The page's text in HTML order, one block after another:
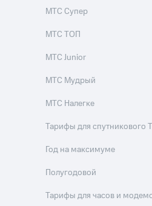
МТС Супер
МТС ТОП
МТС Junior
МТС Мудрый
МТС Налегке
Тарифы для спутникового
Год на максимуме
Полугодовой
Тарифы для часов и